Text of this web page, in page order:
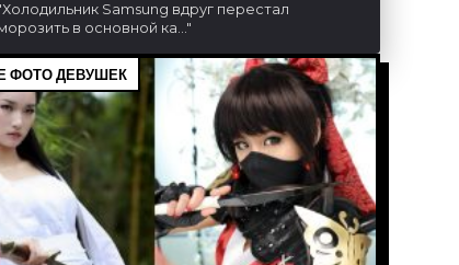
Холодильник Samsung вдруг перестал
в основной ка..."
ФОТО ДЕВУШЕК